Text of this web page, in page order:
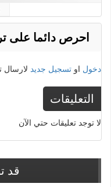
احرص دائما على
دخول او تسجيل جديد لارسال
التعليقات
لا توجد تعليقات حتي الآن
قد